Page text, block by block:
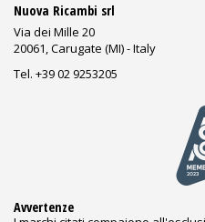
Nuova Ricambi srl
Via dei Mille 20
20061, Carugate (MI) - Italy
Tel. +39 02 9253205
Avvertenze